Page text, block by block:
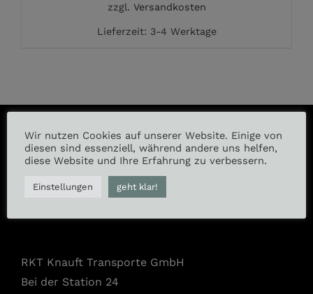
zzgl. Versandkosten
Lieferzeit: 3-4 Werktage
Instagram
Facebook
RKT Knauft Transporte GmbH
Bei der Station 24
Wir nutzen Cookies auf unserer Website. Einige von
diesen sind essenziell, während andere uns helfen,
diese Website und Ihre Erfahrung zu verbessern.
Einstellungen geht klar!